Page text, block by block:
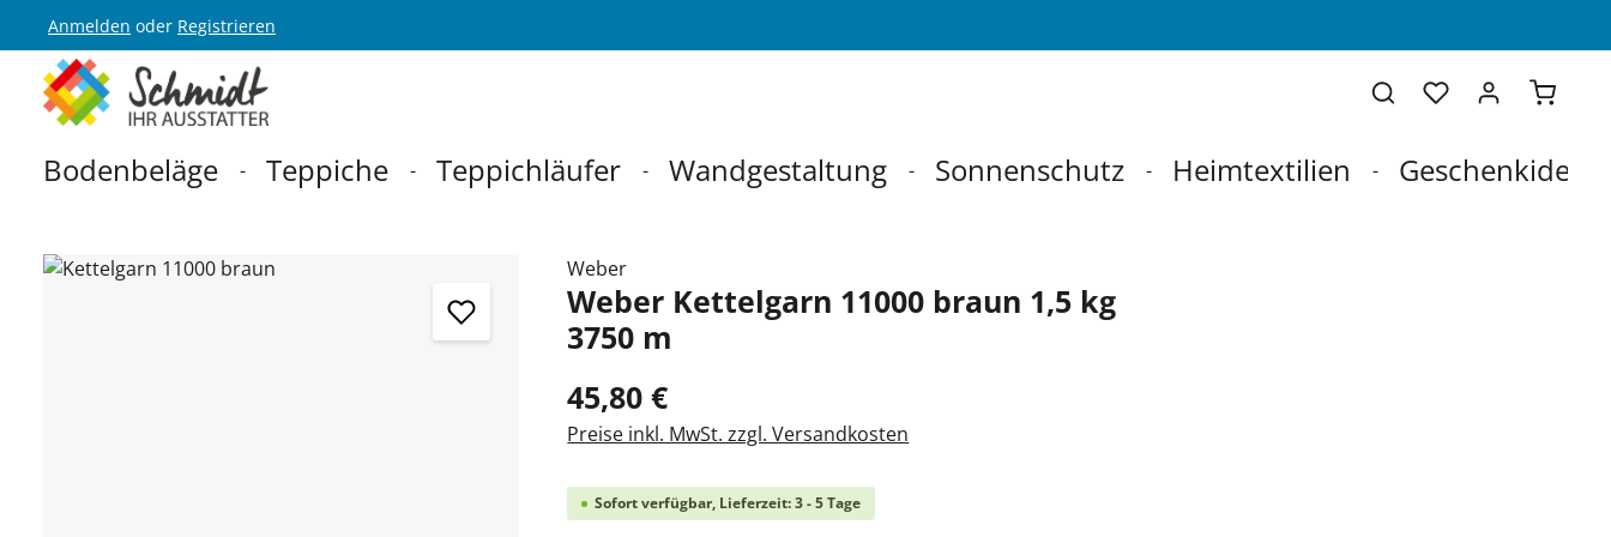
Hauptnavigation springen
Anmelden oder Registrieren
Bodenbeläge Teppiche Teppichläufer Wandgestaltung Sonnenschutz Heimtextilien Geschenkideen
Bildergalerie überspringen Weber
Weber Kettelgarn 11000 braun 1,5 kg
3750 m
45,80 €
Preise inkl. MwSt. zzgl. Versandkosten
Sofort verfügbar, Lieferzeit: 3 - 5 Tage